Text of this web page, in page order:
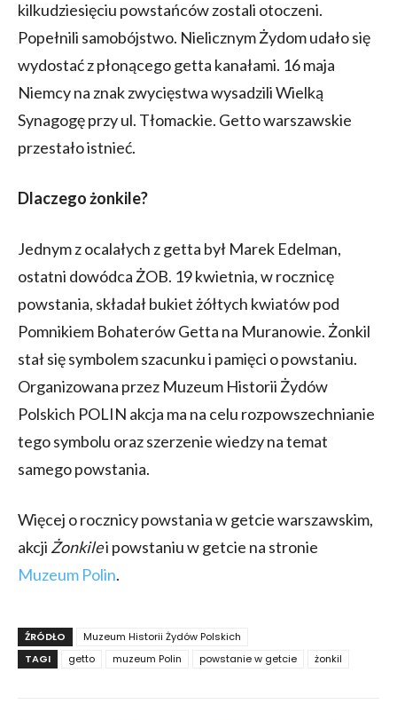
kilkudziesięciu powstańców zostali otoczeni.
Popełnili samobójstwo. Nielicznym Żydom udało się
wydostać z płonącego getta kanałami. 16 maja
Niemcy na znak zwycięstwa wysadzili Wielką
Synagogę przy ul. Tłomackie. Getto warszawskie
przestało istnieć.
Dlaczego żonkile?
Jednym z ocalałych z getta był Marek Edelman,
ostatni dowódca ŻOB. 19 kwietnia, w rocznicę
powstania, składał bukiet żółtych kwiatów pod
Pomnikiem Bohaterów Getta na Muranowie. Żonkil
stał się symbolem szacunku i pamięci o powstaniu.
Organizowana przez Muzeum Historii Żydów
Polskich POLIN akcja ma na celu rozpowszechnianie
tego symbolu oraz szerzenie wiedzy na temat
samego powstania.
Więcej o rocznicy powstania w getcie warszawskim,
akcji Żonkilei powstaniu w getcie na stronie
Muzeum Polin.
ŹRÓDŁO
Muzeum Historii Żydów Polskich
TAGI
getto muzeum Polin powstanie w getcie żonkil